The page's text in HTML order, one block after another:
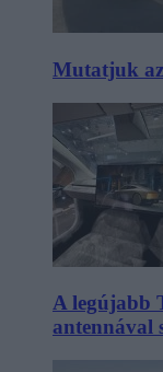
Mutatjuk
A legújabb
antennával